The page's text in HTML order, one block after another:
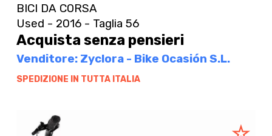
BICI DA CORSA
Used - 2016 - Taglia 56
Acquista senza pensieri
Venditore: Zyclora - Bike Ocasión S.L.
SPEDIZIONE IN TUTTA ITALIA